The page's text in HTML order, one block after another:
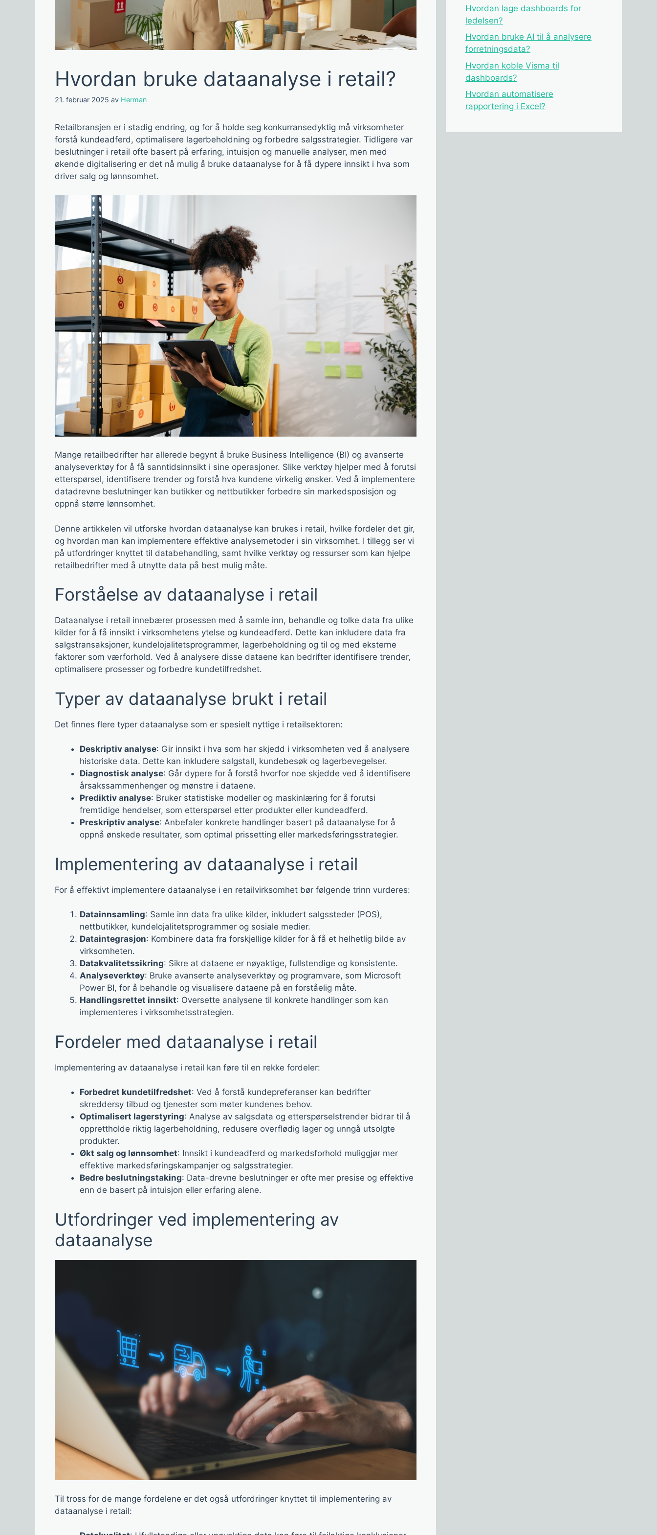
Hvordan bruke dataanalyse i retail?
21. februar 2025 av Herman
Retailbransjen er i stadig endring, og for å holde seg konkurransedyktig må virksomheter
forstå kundeadferd, optimalisere lagerbeholdning og forbedre salgsstrategier. Tidligere var
beslutninger i retail ofte basert på erfaring, intuisjon og manuelle analyser, men med
økende digitalisering er det nå mulig å bruke dataanalyse for å få dypere innsikt i hva som
driver salg og lønnsomhet.
Mange retailbedrifter har allerede begynt å bruke Business Intelligence (BI) og avanserte
analyseverktøy for å få sanntidsinnsikt i sine operasjoner. Slike verktøy hjelper med å forutsi
etterspørsel, identifisere trender og forstå hva kundene virkelig ønsker. Ved å implementere
datadrevne beslutninger kan butikker og nettbutikker forbedre sin markedsposisjon og
oppnå større lønnsomhet.
Denne artikkelen vil utforske hvordan dataanalyse kan brukes i retail, hvilke fordeler det gir,
og hvordan man kan implementere effektive analysemetoder i sin virksomhet. I tillegg ser vi
på utfordringer knyttet til databehandling, samt hvilke verktøy og ressurser som kan hjelpe
retailbedrifter med å utnytte data på best mulig måte.
Forståelse av dataanalyse i retail
Dataanalyse i retail innebærer prosessen med å samle inn, behandle og tolke data fra ulike
kilder for å få innsikt i virksomhetens ytelse og kundeadferd. Dette kan inkludere data fra
salgstransaksjoner, kundelojalitetsprogrammer, lagerbeholdning og til og med eksterne
faktorer som værforhold. Ved å analysere disse dataene kan bedrifter identifisere trender,
optimalisere prosesser og forbedre kundetilfredshet.
Typer av dataanalyse brukt i retail
Det finnes flere typer dataanalyse som er spesielt nyttige i retailsektoren:
Deskriptiv analyse: Gir innsikt i hva som har skjedd i virksomheten ved å analysere
historiske data. Dette kan inkludere salgstall, kundebesøk og lagerbevegelser.
Diagnostisk analyse: Går dypere for å forstå hvorfor noe skjedde ved å identifisere
årsakssammenhenger og mønstre i dataene.
Prediktiv analyse: Bruker statistiske modeller og maskinlæring for å forutsi
fremtidige hendelser, som etterspørsel etter produkter eller kundeadferd.
Preskriptiv analyse: Anbefaler konkrete handlinger basert på dataanalyse for å
oppnå ønskede resultater, som optimal prissetting eller markedsføringsstrategier.
Implementering av dataanalyse i retail
For å effektivt implementere dataanalyse i en retailvirksomhet bør følgende trinn vurderes:
Datainnsamling: Samle inn data fra ulike kilder, inkludert salgssteder (POS),
nettbutikker, kundelojalitetsprogrammer og sosiale medier.
Dataintegrasjon: Kombinere data fra forskjellige kilder for å få et helhetlig bilde av
virksomheten.
Datakvalitetssikring: Sikre at dataene er nøyaktige, fullstendige og konsistente.
Analyseverktøy: Bruke avanserte analyseverktøy og programvare, som Microsoft
Power BI, for å behandle og visualisere dataene på en forståelig måte.
Handlingsrettet innsikt: Oversette analysene til konkrete handlinger som kan
implementeres i virksomhetsstrategien.
Fordeler med dataanalyse i retail
Implementering av dataanalyse i retail kan føre til en rekke fordeler:
Forbedret kundetilfredshet: Ved å forstå kundepreferanser kan bedrifter
skreddersy tilbud og tjenester som møter kundenes behov.
Optimalisert lagerstyring: Analyse av salgsdata og etterspørselstrender bidrar til å
opprettholde riktig lagerbeholdning, redusere overflødig lager og unngå utsolgte
produkter.
Økt salg og lønnsomhet: Innsikt i kundeadferd og markedsforhold muliggjør mer
effektive markedsføringskampanjer og salgsstrategier.
Bedre beslutningstaking: Data-drevne beslutninger er ofte mer presise og effektive
enn de basert på intuisjon eller erfaring alene.
Utfordringer ved implementering av
dataanalyse
Til tross for de mange fordelene er det også utfordringer knyttet til implementering av
dataanalyse i retail:
Hvordan lage dashboards for
ledelsen?
Hvordan bruke AI til å analysere
forretningsdata?
Hvordan koble Visma til
dashboards?
Hvordan automatisere
rapportering i Excel?